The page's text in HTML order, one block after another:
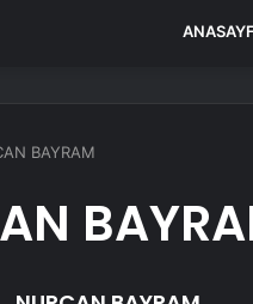
BAYRAM